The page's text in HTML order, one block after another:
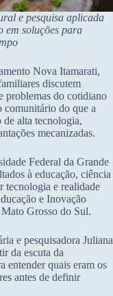
e pesquisa aplicada
em soluções para
Nova Itamarati,
discutem
problemas do cotidiano
comunitário do que a
de alta tecnologia,
mecanizadas.
Federal da Grande
à educação, ciência
tecnologia e realidade
e Inovação
Grosso do Sul.
e pesquisadora Juliana
da escuta da
entender quais eram os
antes de definir